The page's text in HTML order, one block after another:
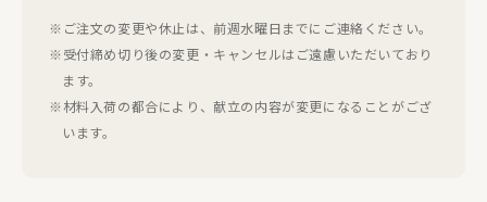
ご注文の変更や休止は、前週水曜日までにご連絡ください。
受付締め切り後の変更・キャンセルはご遠慮いただいており
ます。
材料入荷の都合により、献立の内容が変更になることがござ
います。